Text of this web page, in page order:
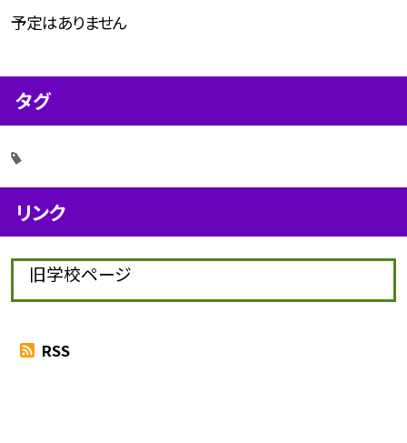
予定はありません
タグ
リンク
旧学校ページ
RSS